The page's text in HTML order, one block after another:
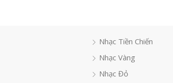
Nhạc Tiền Chiến
Nhạc Vàng
Nhạc Đỏ